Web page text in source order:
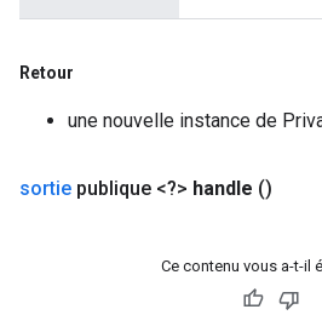
Retour
une nouvelle instance de
sortie publique <?> handle ()
Ce contenu vous a-t-il